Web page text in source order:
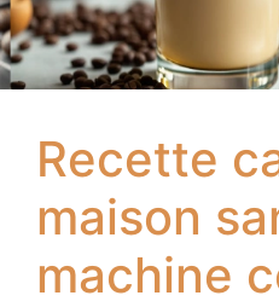
Recette
maison
machine